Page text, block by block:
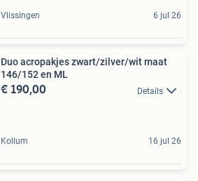
Vlissingen 6 jul 26
Duo acropakjes zwart/zilver/wit maat
146/152 en ML
€ 190,00 Details
Kollum 16 jul 26